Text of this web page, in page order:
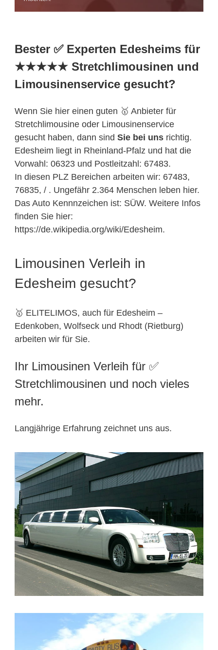
Bester ✅ Experten Edesheims für
★★★★★ Stretchlimousinen und
Limousinenservice gesucht?
Wenn Sie hier einen guten 🥇 Anbieter für
Stretchlimousine oder Limousinenservice
gesucht haben, dann sind Sie bei uns richtig.
Edesheim liegt in Rheinland-Pfalz und hat die
Vorwahl: 06323 und Postleitzahl: 67483.
In diesen PLZ Bereichen arbeiten wir: 67483,
76835, / . Ungefähr 2.364 Menschen leben hier.
Das Auto Kennnzeichen ist: SÜW. Weitere Infos
finden Sie hier:
https://de.wikipedia.org/wiki/Edesheim.
Limousinen Verleih in
Edesheim gesucht?
🥇 ELITELIMOS, auch für Edesheim –
Edenkoben, Wolfseck und Rhodt (Rietburg)
arbeiten wir für Sie.
Ihr Limousinen Verleih für ✅
Stretchlimousinen und noch vieles
mehr.
Langjährige Erfahrung zeichnet uns aus.